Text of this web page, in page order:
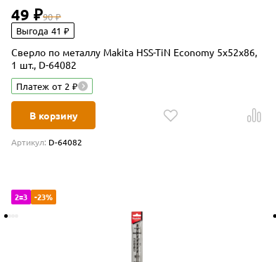
49 ₽90 ₽
Выгода 41 ₽
Сверло по металлу Makita HSS-TiN Economy 5х52x86,
1 шт., D-64082
Платеж от 2 ₽
В корзину
Артикул: D-64082
2=3 -23%